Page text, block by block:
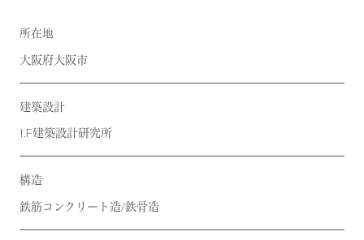
所在地
大阪府大阪市
建築設計
I.F建築設計研究所
構造
鉄筋コンクリート造/鉄骨造